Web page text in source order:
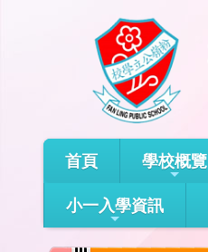
首頁 學校概覽
小一入學資訊